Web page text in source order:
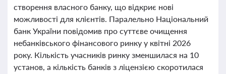
створення власного банку, що відкриє нові
можливості для клієнтів. Паралельно Національний
банк України повідомив про суттєве очищення
небанківського фінансового ринку у квітні 2026
року. Кількість учасників ринку зменшилася на 10
установ, а кількість банків з ліцензією скоротилася